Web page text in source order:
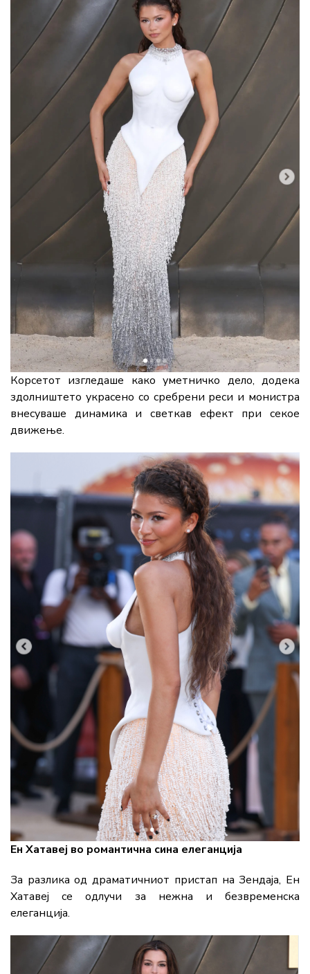
Корсетот изгледаше како уметничко дело, додека
здолништето украсено со сребрени реси и монистра
внесуваше динамика и светкав ефект при секое
движење.
Ен Хатавеј во романтична сина елеганција
За разлика од драматичниот пристап на Зендаја, Ен
Хатавеј се одлучи за нежна и безвременска
елеганција.